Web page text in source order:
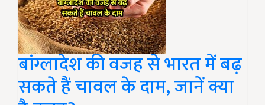
बांग्लादेश की वजह से भारत में बढ़
सकते हैं चावल के दाम, जानें क्या